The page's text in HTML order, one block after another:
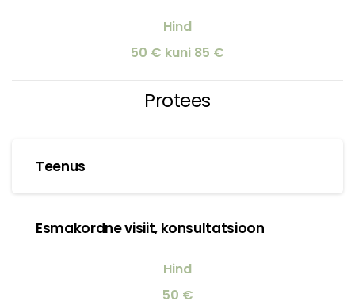
50 € kuni 85 €
Protees
Teenus
Esmakordne visiit, konsultatsioon
50 €